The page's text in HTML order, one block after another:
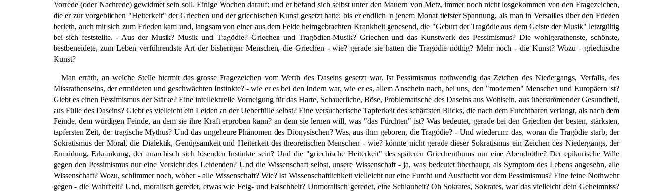
Vorrede (oder Nachrede) gewidmet sein soll. Einige Wochen darauf: und er befand sich selbst unter den Mauern von Metz, immer noch nicht losgekommen von den Fragezeichen,
die er zur vorgeblichen "Heiterkeit" der Griechen und der griechischen Kunst gesetzt hatte; bis er endlich in jenem Monat tiefster Spannung, als man in Versailles über den Frieden
berieth, auch mit sich zum Frieden kam und, langsam von einer aus dem Felde heimgebrachten Krankheit genesend, die "Geburt der Tragödie aus dem Geiste der Musik" letztgültig
bei sich feststellte. - Aus der Musik? Musik und Tragödie? Griechen und Tragödien-Musik? Griechen und das Kunstwerk des Pessimismus? Die wohlgerathenste, schönste,
bestbeneidete, zum Leben verführendste Art der bisherigen Menschen, die Griechen - wie? gerade sie hatten die Tragödie nöthig? Mehr noch - die Kunst? Wozu - griechische
Kunst?
Man erräth, an welche Stelle hiermit das grosse Fragezeichen vom Werth des Daseins gesetzt war. Ist Pessimismus nothwendig das Zeichen des Niedergangs, Verfalls, des
Missrathenseins, der ermüdeten und geschwächten Instinkte? - wie er es bei den Indern war, wie er es, allem Anschein nach, bei uns, den "modernen" Menschen und Europäern ist?
Giebt es einen Pessimismus der Stärke? Eine intellektuelle Vorneigung für das Harte, Schauerliche, Böse, Problematische des Daseins aus Wohlsein, aus überströmender Gesundheit,
aus Fülle des Daseins? Giebt es vielleicht ein Leiden an der Ueberfülle selbst? Eine versucherische Tapferkeit des schärfsten Blicks, die nach dem Furchtbaren verlangt, als nach dem
Feinde, dem würdigen Feinde, an dem sie ihre Kraft erproben kann? an dem sie lernen will, was "das Fürchten" ist? Was bedeutet, gerade bei den Griechen der besten, stärksten,
tapfersten Zeit, der tragische Mythus? Und das ungeheure Phänomen des Dionysischen? Was, aus ihm geboren, die Tragödie? - Und wiederum: das, woran die Tragödie starb, der
Sokratismus der Moral, die Dialektik, Genügsamkeit und Heiterkeit des theoretischen Menschen - wie? könnte nicht gerade dieser Sokratismus ein Zeichen des Niedergangs, der
Ermüdung, Erkrankung, der anarchisch sich lösenden Instinkte sein? Und die "griechische Heiterkeit" des späteren Griechenthums nur eine Abendröthe? Der epikurische Wille
gegen den Pessimismus nur eine Vorsicht des Leidenden? Und die Wissenschaft selbst, unsere Wissenschaft - ja, was bedeutet überhaupt, als Symptom des Lebens angesehn, alle
Wissenschaft? Wozu, schlimmer noch, woher - alle Wissenschaft? Wie? Ist Wissenschaftlichkeit vielleicht nur eine Furcht und Ausflucht vor dem Pessimismus? Eine feine Nothwehr
gegen - die Wahrheit? Und, moralisch geredet, etwas wie Feig- und Falschheit? Unmoralisch geredet, eine Schlauheit? Oh Sokrates, Sokrates, war das vielleicht dein Geheimniss?